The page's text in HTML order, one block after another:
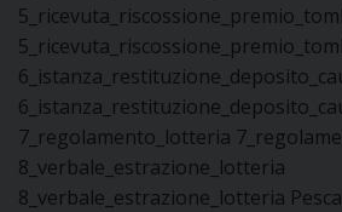
7_regolamento_lotteria
8_verbale_estrazione_lotteria
8_verbale_estrazione_lotteria